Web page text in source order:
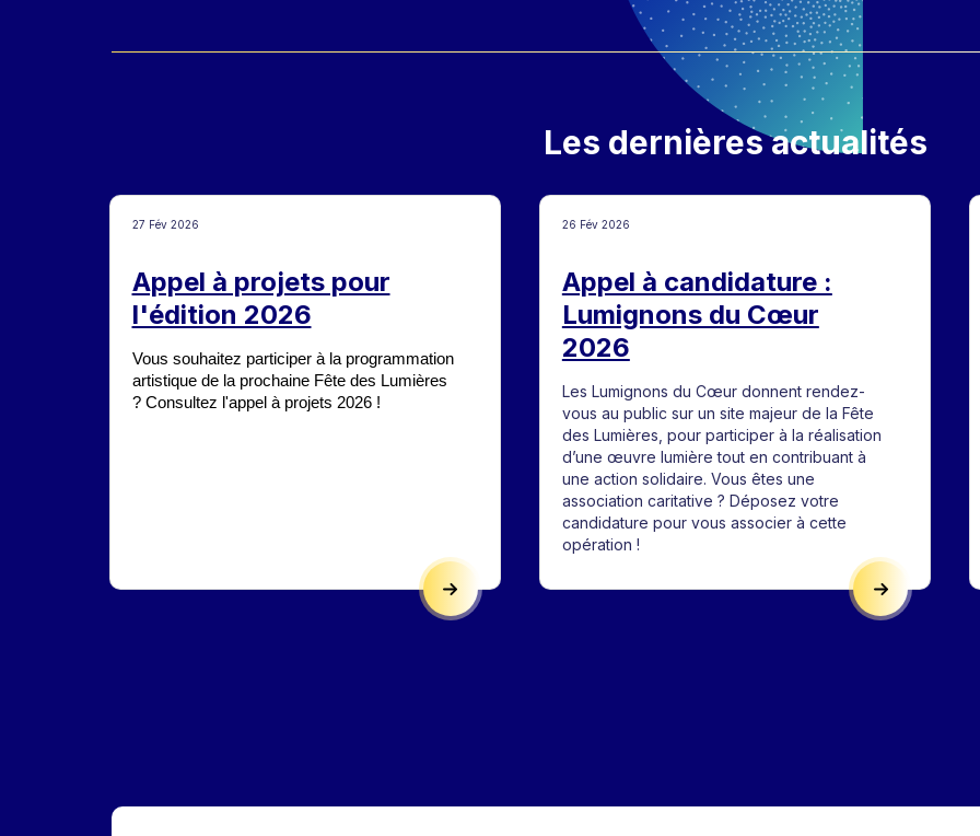
Les dernières actualités
27 Fév 2026
Appel à projets pour
l'édition 2026
Vous souhaitez participer à la programmation
artistique de la prochaine Fête des Lumières
? Consultez l'appel à projets 2026 !
APPEL À PROJETS POUR L'ÉDITION 2026
26 Fév 2026
Appel à candidature :
Lumignons du Cœur
2026
Les Lumignons du Cœur donnent rendez-
vous au public sur un site majeur de la Fête
des Lumières, pour participer à la réalisation
d’une œuvre lumière tout en contribuant à
une action solidaire. Vous êtes une
association caritative ? Déposez votre
candidature pour vous associer à cette
opération !
APPEL À